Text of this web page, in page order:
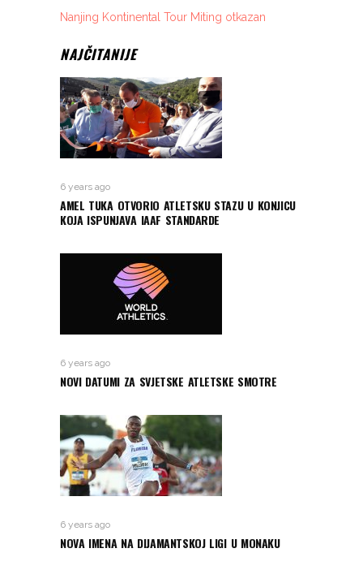
Nanjing Kontinental Tour Miting otkazan
NAJČITANIJE
6 years ago
AMEL TUKA OTVORIO ATLETSKU STAZU U KONJICU
KOJA ISPUNJAVA IAAF STANDARDE
6 years ago
NOVI DATUMI ZA SVJETSKE ATLETSKE SMOTRE
6 years ago
NOVA IMENA NA DIJAMANTSKOJ LIGI U MONAKU